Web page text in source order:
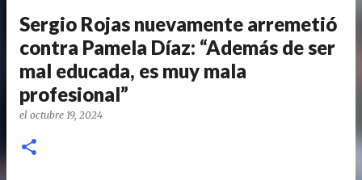
Sergio Rojas nuevamente arremetió
contra Pamela Díaz: “Además de ser
mal educada, es muy mala
profesional”
el octubre 19, 2024